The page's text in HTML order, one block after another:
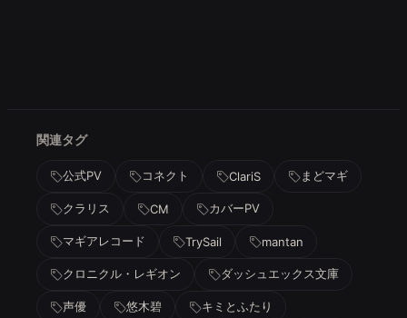
関連タグ
公式PV コネクト ClariS まどマギ
クラリス CM カバーPV
マギアレコード TrySail mantan
クロニクル・レギオン ダッシュエックス文庫
声優 悠木碧 キミとふたり